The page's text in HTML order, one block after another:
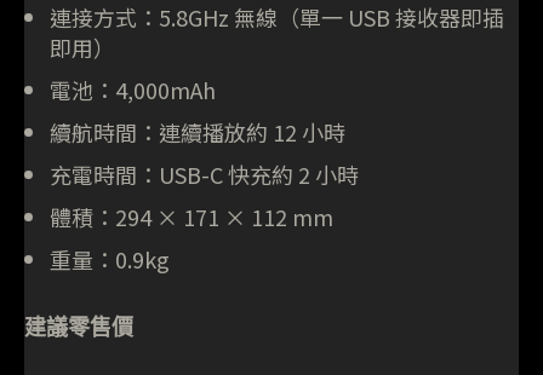
連接方式：5.8GHz 無線（單一 USB 接收器即插
即用）
電池：4,000mAh
續航時間：連續播放約 12 小時
充電時間：USB-C 快充約 2 小時
體積：294 × 171 × 112 mm
重量：0.9kg
建議零售價